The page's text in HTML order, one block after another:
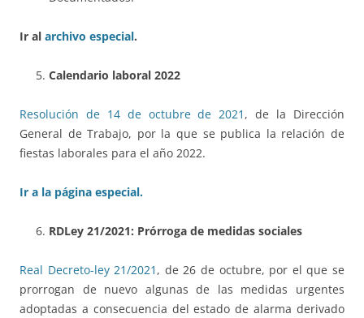
Ir al archivo especial.
Calendario laboral 2022
Resolución de 14 de octubre de 2021 , de la Dirección
General de Trabajo, por la que se publica la relación de
fiestas laborales para el año 2022.
Ir a la página especial.
RDLey 21/2021: Prórroga de medidas sociales
Real Decreto-ley 21/2021 , de 26 de octubre, por el que se
prorrogan de nuevo algunas de las medidas urgentes
adoptadas a consecuencia del estado de alarma derivado